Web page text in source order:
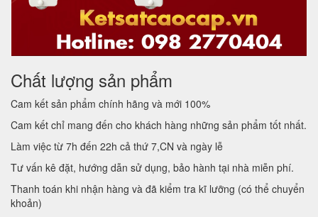
Chất lượng sản phẩm
Cam kết sản phẩm chính hãng và mới 100%
Cam kết chỉ mang đến cho khách hàng những sản phẩm tốt nhất.
Làm việc từ 7h đến 22h cả thứ 7,CN và ngày lễ
Tư vấn kê đặt, hướng dẫn sử dụng, bảo hành tại nhà miễn phí.
Thanh toán khi nhận hàng và đã kiểm tra kĩ lưỡng (có thể chuyển
khoản)